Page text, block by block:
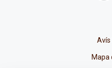
Avís
Mapa